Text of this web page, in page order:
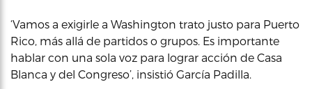
‘Vamos a exigirle a Washington trato justo para Puerto
Rico, más allá de partidos o grupos. Es importante
hablar con una sola voz para lograr acción de Casa
Blanca y del Congreso’, insistió García Padilla.